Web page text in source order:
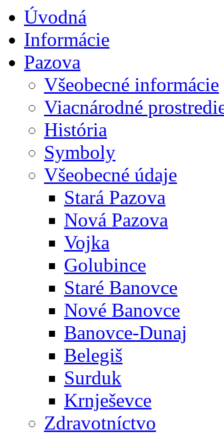
Úvodná
Informácie
Pazova
Všeobecné informácie
Viacnárodné
História
Symboly
Všeobecné údaje
Stará Pazova
Nová Pazova
Vojka
Golubince
Staré Banovce
Nové Banovce
Banovce-Dunaj
Belegiš
Surduk
Krnješevce
Zdravotníctvo